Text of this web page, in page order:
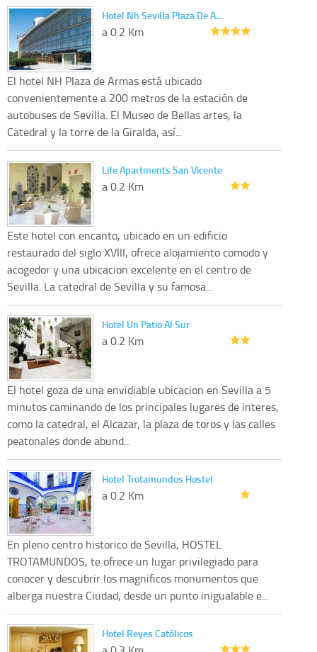
Hotel Nh Sevilla Plaza De A…
a 0.2 Km
El hotel NH Plaza de Armas está ubicado
convenientemente a 200 metros de la estación de
autobuses de Sevilla. El Museo de Bellas artes, la
Catedral y la torre de la Giralda, así...
Life Apartments San Vicente
a 0.2 Km
Este hotel con encanto, ubicado en un edificio
restaurado del siglo XVIII, ofrece alojamiento comodo y
acogedor y una ubicacion excelente en el centro de
Sevilla. La catedral de Sevilla y su famosa...
Hotel Un Patio Al Sur
a 0.2 Km
El hotel goza de una envidiable ubicacion en Sevilla a 5
minutos caminando de los principales lugares de interes,
como la catedral, el Alcazar, la plaza de toros y las calles
peatonales donde abund...
Hotel Trotamundos Hostel
a 0.2 Km
En pleno centro historico de Sevilla, HOSTEL
TROTAMUNDOS, te ofrece un lugar privilegiado para
conocer y descubrir los magnificos monumentos que
alberga nuestra Ciudad, desde un punto inigualable e...
Hotel Reyes Católicos